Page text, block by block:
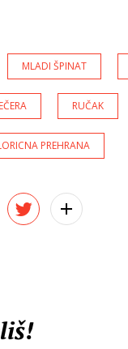
MLADI ŠPINAT
RUČAK
PREHRANA